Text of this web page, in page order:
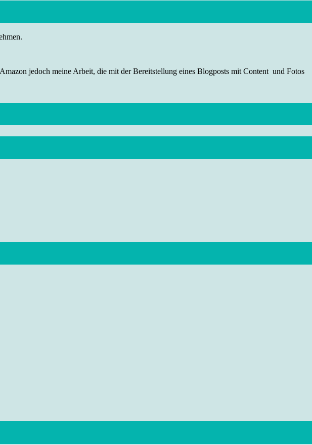
jedoch meine Arbeit, die mit der Bereitstellung eines Blogposts mit Content und Fotos